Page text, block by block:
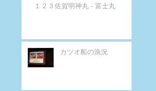
１２３佐賀明神丸 - 富士丸
カツオ船の漁況